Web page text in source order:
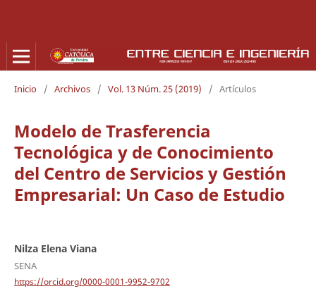
Inicio / Archivos / Vol. 13 Núm. 25 (2019) / Artículos
Modelo de Trasferencia
Tecnológica y de Conocimiento
del Centro de Servicios y Gestión
Empresarial: Un Caso de Estudio
Nilza Elena Viana
SENA
https://orcid.org/0000-0001-9952-9702